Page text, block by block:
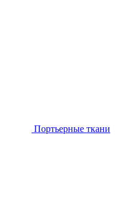
Портьерные ткани